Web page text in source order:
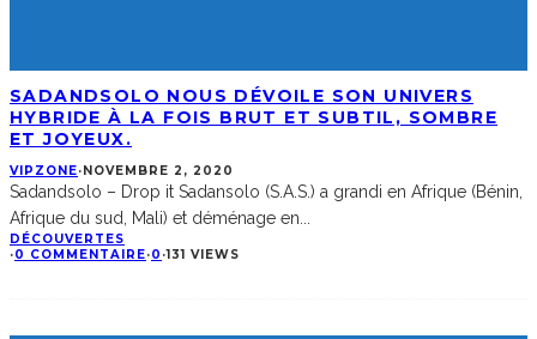
SADANDSOLO NOUS DÉVOILE SON UNIVERS
HYBRIDE À LA FOIS BRUT ET SUBTIL, SOMBRE
ET JOYEUX.
VIPZONE· NOVEMBRE 2, 2020
Sadandsolo – Drop it Sadansolo (S.A.S.) a grandi en Afrique (Bénin,
Afrique du sud, Mali) et déménage en...
DÉCOUVERTES
·0 COMMENTAIRE·0 ·131 VIEWS